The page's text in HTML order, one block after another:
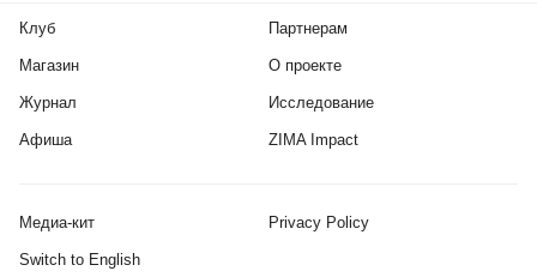
Клуб
Магазин
Журнал
Афиша
Партнерам
О проекте
Исследование
ZIMA Impact
Медиа-кит Privacy Policy
Switch to English